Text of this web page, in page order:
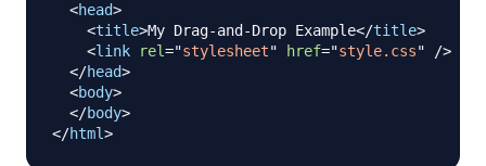
<head>
<title>My Drag-and-Drop Example</title>
<link rel="stylesheet" href="style.css"
/>
</head>
<body>
</body>
</html>